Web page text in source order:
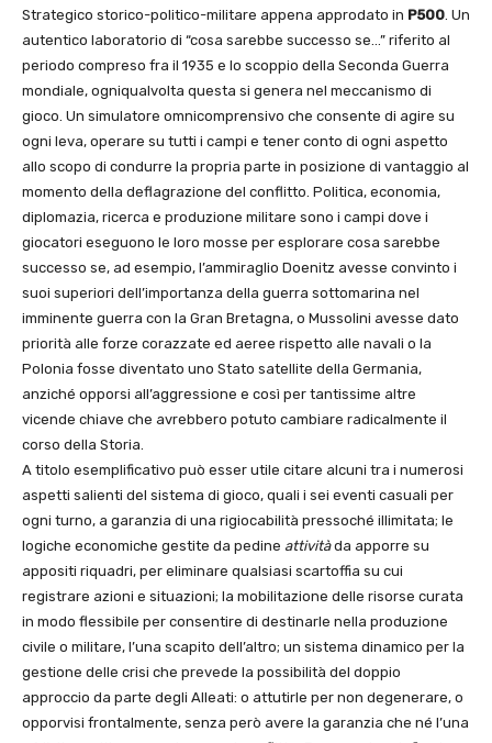
Strategico storico-politico-militare appena approdato in P500. Un
autentico laboratorio di “cosa sarebbe successo se…” riferito al
periodo compreso fra il 1935 e lo scoppio della Seconda Guerra
mondiale, ogniqualvolta questa si genera nel meccanismo di
gioco. Un simulatore omnicomprensivo che consente di agire su
ogni leva, operare su tutti i campi e tener conto di ogni aspetto
allo scopo di condurre la propria parte in posizione di vantaggio al
momento della deflagrazione del conflitto. Politica, economia,
diplomazia, ricerca e produzione militare sono i campi dove i
giocatori eseguono le loro mosse per esplorare cosa sarebbe
successo se, ad esempio, l’ammiraglio Doenitz avesse convinto i
suoi superiori dell’importanza della guerra sottomarina nel
imminente guerra con la Gran Bretagna, o Mussolini avesse dato
priorità alle forze corazzate ed aeree rispetto alle navali o la
Polonia fosse diventato uno Stato satellite della Germania,
anziché opporsi all’aggressione e così per tantissime altre
vicende chiave che avrebbero potuto cambiare radicalmente il
corso della Storia.
A titolo esemplificativo può esser utile citare alcuni tra i numerosi
aspetti salienti del sistema di gioco, quali i sei eventi casuali per
ogni turno, a garanzia di una rigiocabilità pressoché illimitata; le
logiche economiche gestite da pedine attivitàda apporre su
appositi riquadri, per eliminare qualsiasi scartoffia su cui
registrare azioni e situazioni; la mobilitazione delle risorse curata
in modo flessibile per consentire di destinarle nella produzione
civile o militare, l’una scapito dell’altro; un sistema dinamico per la
gestione delle crisi che prevede la possibilità del doppio
approccio da parte degli Alleati: o attutirle per non degenerare, o
opporvisi frontalmente, senza però avere la garanzia che né l’una